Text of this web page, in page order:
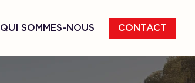
QUI SOMMES-NOUS CONTACT